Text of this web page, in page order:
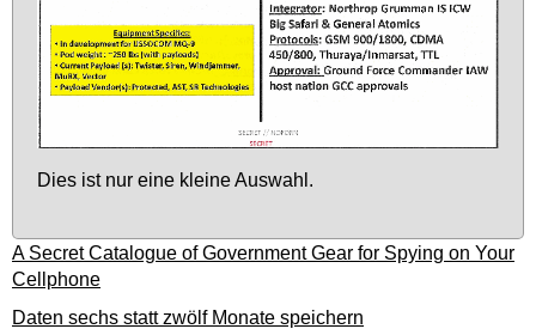
Dies ist nur ei­ne klei­ne Aus­wahl.
A Secret Catalogue of Government Gear for Spying on Your
Cellphone
Daten sechs statt zwölf Monate speichern